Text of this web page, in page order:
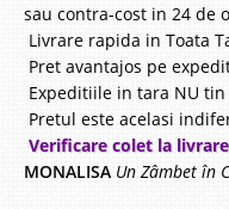
sau contra-cost in 24 de
Livrare rapida in Toata
Pret avantajos pe
Expeditiile in tara NU
Pretul este acelasi
Verificare colet la livrare
MONALISA Un Zâmbet în